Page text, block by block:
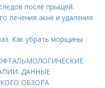
после прыщей.
лечения акне и удаления
Как убрать морщины
ОФТАЛЬМОЛОГИЧЕСКИЕ
ДАННЫЕ
ОБЗОРА